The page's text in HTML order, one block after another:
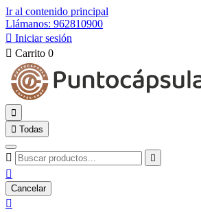
Ir al contenido principal
Llámanos: 962810900
 Iniciar sesión
 Carrito 0

 Todas
 

Cancelar
